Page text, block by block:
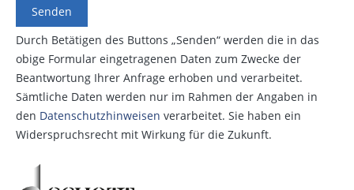
Durch Betätigen des Buttons „Senden“ werden die in das
obige Formular eingetragenen Daten zum Zwecke der
Beantwortung Ihrer Anfrage erhoben und verarbeitet.
Sämtliche Daten werden nur im Rahmen der Angaben in
den Datenschutzhinweisen verarbeitet. Sie haben ein
Widerspruchsrecht mit Wirkung für die Zukunft.